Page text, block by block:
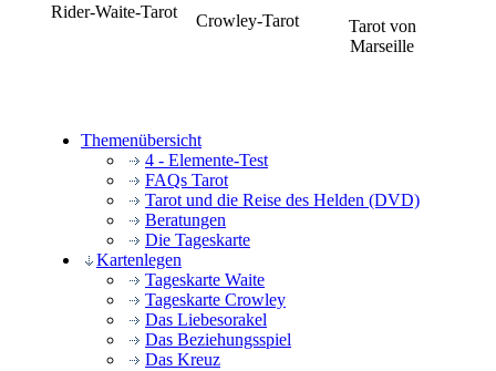
Rider-Waite-Tarot Crowley-Tarot
Tarot von
Marseille
Themenübersicht
4 - Elemente-Test
FAQs Tarot
Tarot und die Reise des Helden (DVD)
Beratungen
Die Tageskarte
Kartenlegen
Tageskarte Waite
Tageskarte Crowley
Das Liebesorakel
Das Beziehungsspiel
Das Kreuz